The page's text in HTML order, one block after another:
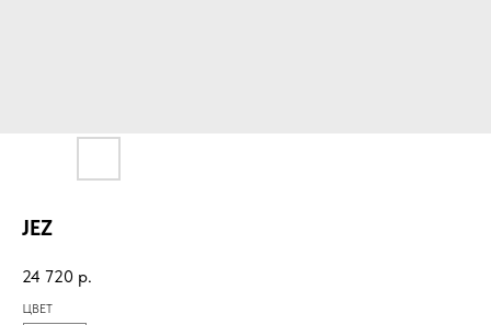
JEZ
24 720 р.
ЦВЕТ